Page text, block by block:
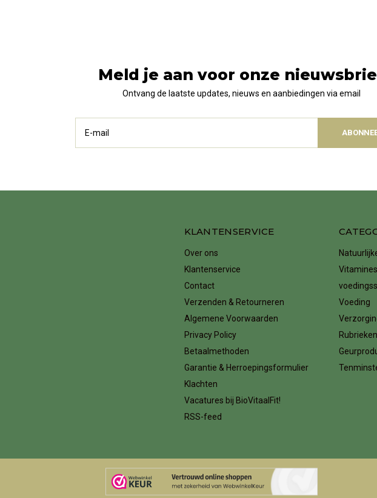
Meld je aan voor onze
Ontvang de laatste updates, nieuws en aanbiedingen via email
KLANTENSERVICE
Over ons
Klantenservice
Contact
Verzenden & Retourneren
Algemene Voorwaarden
Privacy Policy
Betaalmethoden
Garantie & Herroepingsformulier
Klachten
Vacatures bij BioVitaalFit!
RSS-feed
Voeding
Rubrieken